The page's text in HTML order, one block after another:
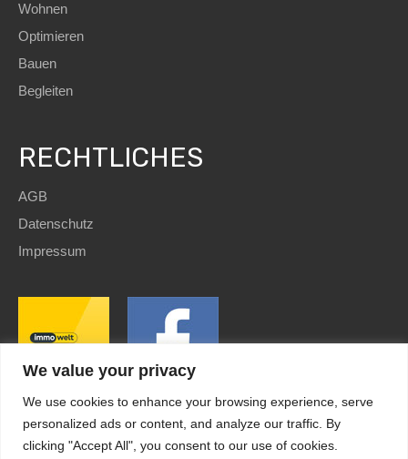
We value your privacy
We use cookies to enhance your browsing experience, serve
personalized ads or content, and analyze our traffic. By
clicking "Accept All", you consent to our use of cookies.
Wohnen
Optimieren
Bauen
Begleiten
RECHTLICHES
AGB
Datenschutz
Impressum
SEOand Website byimmoWebdesign| Copyright © 2022